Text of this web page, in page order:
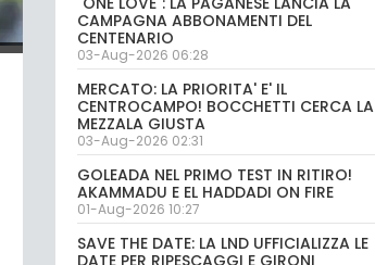
CAMPAGNA ABBONAMENTI DEL
CENTENARIO
03-Aug-2026 06:28
MERCATO: LA PRIORITA' E' IL
CENTROCAMPO! BOCCHETTI CERCA LA
MEZZALA GIUSTA
03-Aug-2026 02:31
GOLEADA NEL PRIMO TEST IN RITIRO!
AKAMMADU E EL HADDADI ON FIRE
01-Aug-2026 10:27
SAVE THE DATE: LA LND UFFICIALIZZA LE
DATE PER RIPESCAGGI E GIRONI